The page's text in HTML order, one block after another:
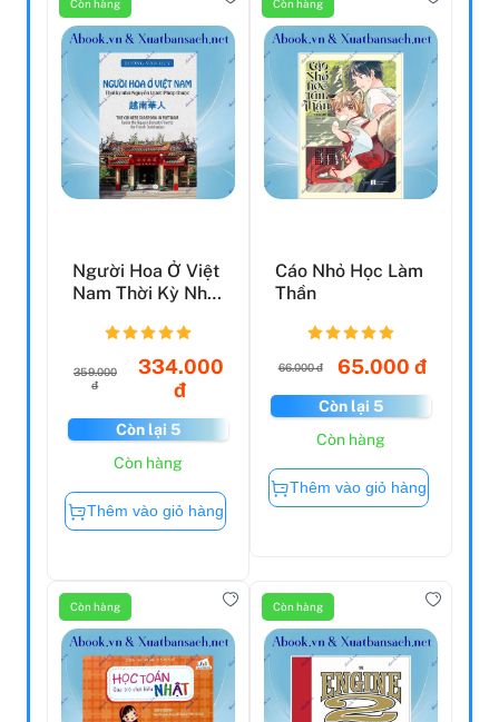
Còn hàng
Người Hoa Ở Việt
Nam Thời Kỳ Nhà
Pháp...
359.000
đ
334.000
đ
Còn lại 5
Còn hàng
Thêm vào giỏ hàng
Còn hàng
Cáo Nhỏ Học Làm
Thần
66.000 đ 65.000 đ
Còn lại 5
Còn hàng
Thêm vào giỏ hàng
Còn hàng Còn hàng